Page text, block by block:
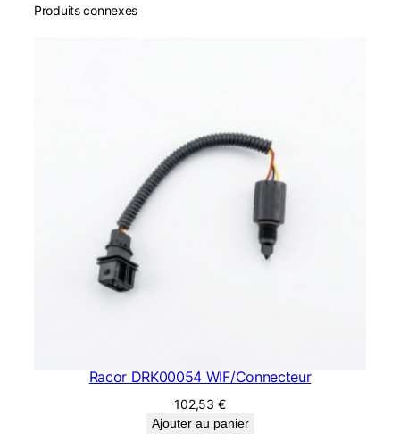
Produits connexes
Racor DRK00054 WIF/Connecteur
102,53€
Ajouter au panier